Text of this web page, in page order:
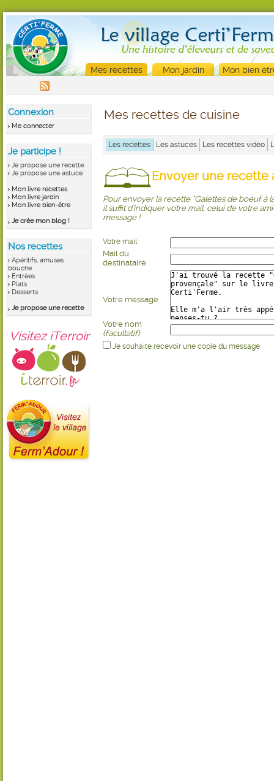
Mes recettes Mon jardin Mon bien
Connexion
Me connecter
Je participe !
Je propose une recette
Je propose une astuce
Mon livre recettes
Mon livre jardin
Mon livre bien-être
Je crée mon blog !
Nos recettes
Apéritifs, amuses
bouche
Entrées
Plats
Desserts
Je propose une recette
Visitez iTerroir
Mes recettes de cuisine
Les recettes Les astuces Les recettes vidéo
Envoyer une recette
Pour envoyer la recette "Galettes de boeuf à
il suffit d'indiquer votre mail, celui de votre
message !
Votre mail
Mail du
destinataire
Votre message
Votre nom
(facultatif)
Je souhaite recevoir une copie du message